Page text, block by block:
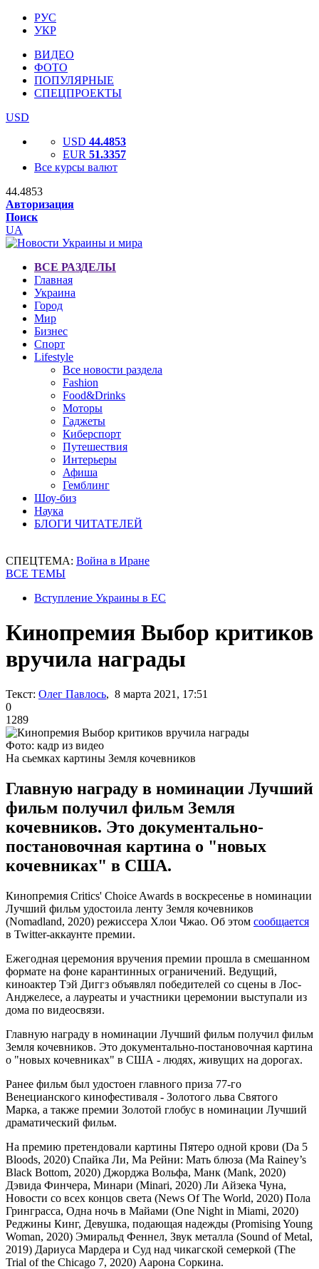
РУС
УКР
ВИДЕО
ФОТО
ПОПУЛЯРНЫЕ
СПЕЦПРОЕКТЫ
USD
USD 44.4853
EUR 51.3357
Все курсы валют
44.4853
Авторизация
Поиск
UA
ВСЕ РАЗДЕЛЫ
Главная
Украина
Город
Мир
Бизнес
Спорт
Lifestyle
Все новости раздела
Fashion
Food&Drinks
Моторы
Гаджеты
Киберспорт
Путешествия
Интерьеры
Афиша
Гемблинг
Шоу-биз
Наука
БЛОГИ ЧИТАТЕЛЕЙ
СПЕЦТЕМА: Война в Иране
ВСЕ ТЕМЫ
Вступление Украины в ЕС
Кинопремия Выбор критиков
вручила награды
Текст: Олег Павлось, 8 марта 2021, 17:51
0
1289
Фото: кадр из видео
На сьемках картины Земля кочевников
Главную награду в номинации Лучший
фильм получил фильм Земля
кочевников. Это документально-
постановочная картина о "новых
кочевниках" в США.
Кинопремия Critics' Choice Awards в воскресенье в номинации
Лучший фильм удостоила ленту Земля кочевников
(Nomadland, 2020) режиссера Хлои Чжао. Об этом сообщается
в Twitter-аккаунте премии.
Ежегодная церемония вручения премии прошла в смешанном
формате на фоне карантинных ограничений. Ведущий,
киноактер Тэй Диггз объявлял победителей со сцены в Лос-
Анджелесе, а лауреаты и участники церемонии выступали из
дома по видеосвязи.
Главную награду в номинации Лучший фильм получил фильм
Земля кочевников. Это документально-постановочная картина
о "новых кочевниках" в США - людях, живущих на дорогах.
Ранее фильм был удостоен главного приза 77-го
Венецианского кинофестиваля - Золотого льва Святого
Марка, а также премии Золотой глобус в номинации Лучший
драматический фильм.
На премию претендовали картины Пятеро одной крови (Da 5
Bloods, 2020) Спайка Ли, Ма Рейни: Мать блюза (Ma Rainey’s
Black Bottom, 2020) Джорджа Вольфа, Манк (Mank, 2020)
Дэвида Финчера, Минари (Minari, 2020) Ли Айзека Чуна,
Новости со всех концов света (News Of The World, 2020) Пола
Гринграсса, Одна ночь в Майами (One Night in Miami, 2020)
Реджины Кинг, Девушка, подающая надежды (Promising Young
Woman, 2020) Эмиральд Феннел, Звук металла (Sound of Metal,
2019) Дариуса Мардера и Суд над чикагской семеркой (The
Trial of the Chicago 7, 2020) Аарона Соркина.